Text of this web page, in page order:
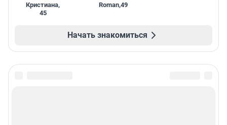
Кристиана,
45
Roman,49
Начать знакомиться